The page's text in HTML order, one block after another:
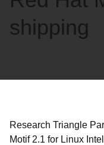
shipping
Research Triangle
Motif 2.1 for Linux